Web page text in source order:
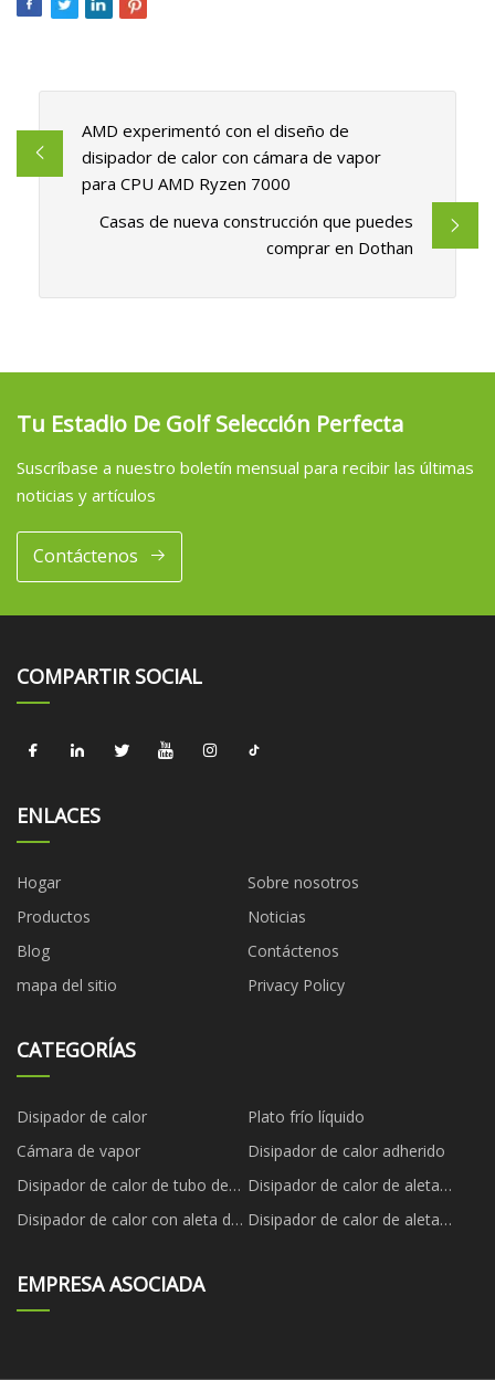
AMD experimentó con el diseño de
disipador de calor con cámara de vapor
para CPU AMD Ryzen 7000
Casas de nueva construcción que puedes
comprar en Dothan
Tu Estadio De Golf Selección Perfecta
Suscríbase a nuestro boletín mensual para recibir las últimas
noticias y artículos
Contáctenos
COMPARTIR SOCIAL
ENLACES
Hogar
Sobre nosotros
Productos
Noticias
Blog
Contáctenos
mapa del sitio
Privacy Policy
CATEGORÍAS
Disipador de calor
Plato frío líquido
Cámara de vapor
Disipador de calor adherido
Disipador de calor de tubo de
calor
Disipador de calor de aleta
biselada
Disipador de calor con aleta de Disipador de calor de aleta
EMPRESA ASOCIADA